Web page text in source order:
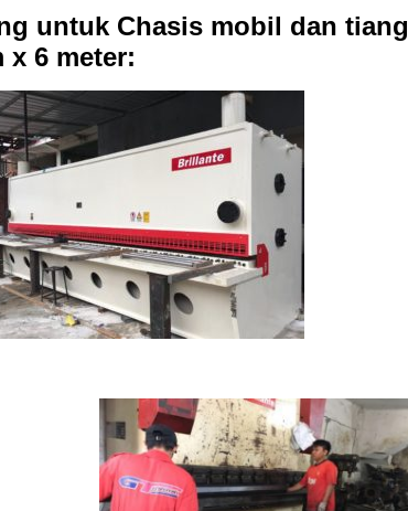
untuk Chasis mobil dan tiang
x 6 meter: